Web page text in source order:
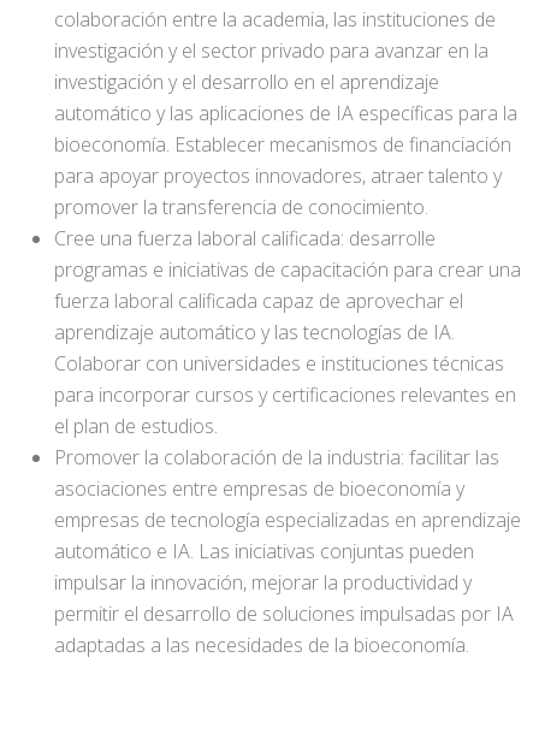
colaboración entre la academia, las instituciones de
investigación y el sector privado para avanzar en la
investigación y el desarrollo en el aprendizaje
automático y las aplicaciones de IA específicas para la
bioeconomía. Establecer mecanismos de financiación
para apoyar proyectos innovadores, atraer talento y
promover la transferencia de conocimiento.
Cree una fuerza laboral calificada: desarrolle
programas e iniciativas de capacitación para crear una
fuerza laboral calificada capaz de aprovechar el
aprendizaje automático y las tecnologías de IA.
Colaborar con universidades e instituciones técnicas
para incorporar cursos y certificaciones relevantes en
el plan de estudios.
Promover la colaboración de la industria: facilitar las
asociaciones entre empresas de bioeconomía y
empresas de tecnología especializadas en aprendizaje
automático e IA. Las iniciativas conjuntas pueden
impulsar la innovación, mejorar la productividad y
permitir el desarrollo de soluciones impulsadas por IA
adaptadas a las necesidades de la bioeconomía.